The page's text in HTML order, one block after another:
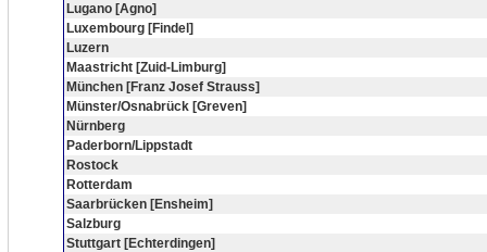
Lugano [Agno]
Luxembourg [Findel]
Luzern
Maastricht [Zuid-Limburg]
München [Franz Josef Strauss]
Münster/Osnabrück [Greven]
Nürnberg
Paderborn/Lippstadt
Rostock
Rotterdam
Saarbrücken [Ensheim]
Salzburg
Stuttgart [Echterdingen]